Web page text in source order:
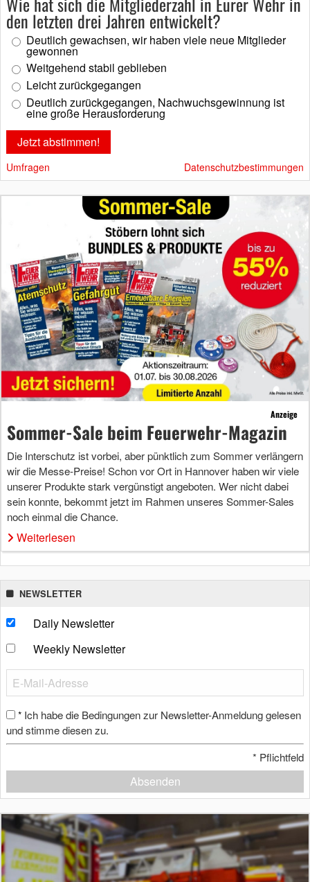
den letzten drei Jahren entwickelt?
Deutlich gewachsen, wir haben viele neue Mitglieder
gewonnen
Weitgehend stabil geblieben
Leicht zurückgegangen
Deutlich zurückgegangen, Nachwuchsgewinnung ist
eine große Herausforderung
Umfragen Datenschutzbestimmungen
Anzeige
Sommer-Sale beim Feuerwehr-Magazin
Die Interschutz ist vorbei, aber pünktlich zum Sommer verlängern
wir die Messe-Preise! Schon vor Ort in Hannover haben wir viele
unserer Produkte stark vergünstigt angeboten. Wer nicht dabei
sein konnte, bekommt jetzt im Rahmen unseres Sommer-Sales
noch einmal die Chance.
Weiterlesen
NEWSLETTER
Daily Newsletter
Weekly Newsletter
* Ich habe die Bedingungen zur Newsletter-Anmeldung gelesen
und stimme diesen zu.
* Pflichtfeld
Absenden